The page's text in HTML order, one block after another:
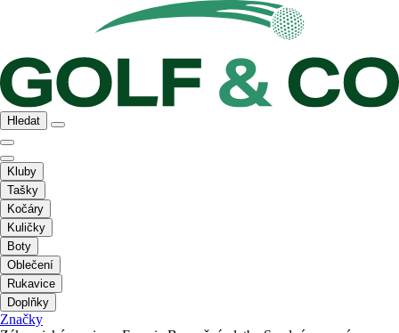
Hledat
Kluby
Tašky
Kočáry
Kuličky
Boty
Oblečení
Rukavice
Doplňky
Značky